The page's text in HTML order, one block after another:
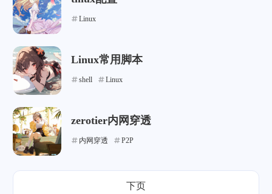
Linux
Linux常用脚本
shell Linux
zerotier内网穿透
内网穿透 P2P
下页